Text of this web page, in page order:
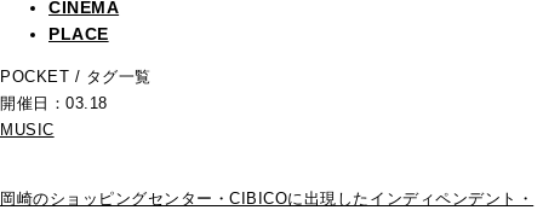
CINEMA
PLACE
POCKET / タグ一覧
開催日：03.18
MUSIC
岡崎のショッピングセンター・CIBICOに出現したインディペンデント・